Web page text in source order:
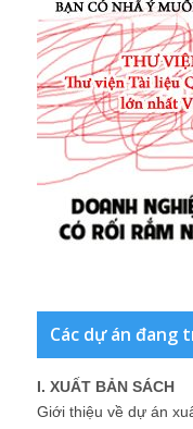
Các dự án đang
I. XUẤT BẢN SÁCH
Giới thiệu về dự án